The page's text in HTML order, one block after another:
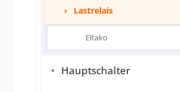
Lastrelais
Eltako
Hauptschalter